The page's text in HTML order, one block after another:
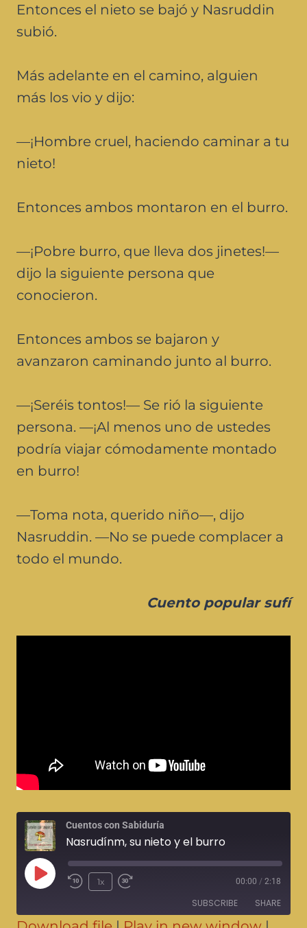
Entonces el nieto se bajó y Nasruddin
subió.
Más adelante en el camino, alguien
más los vio y dijo:
—¡Hombre cruel, haciendo caminar a tu
nieto!
Entonces ambos montaron en el burro.
—¡Pobre burro, que lleva dos jinetes!—
dijo la siguiente persona que
conocieron.
Entonces ambos se bajaron y
avanzaron caminando junto al burro.
—¡Seréis tontos!— Se rió la siguiente
persona. —¡Al menos uno de ustedes
podría viajar cómodamente montado
en burro!
—Toma nota, querido niño—, dijo
Nasruddin. —No se puede complacer a
todo el mundo.
Cuento popular sufí
Cuentos con Sabiduría
Nasrudínm, su nieto y el burro
1x 00:00 / 2:18
SUBSCRIBE SHARE